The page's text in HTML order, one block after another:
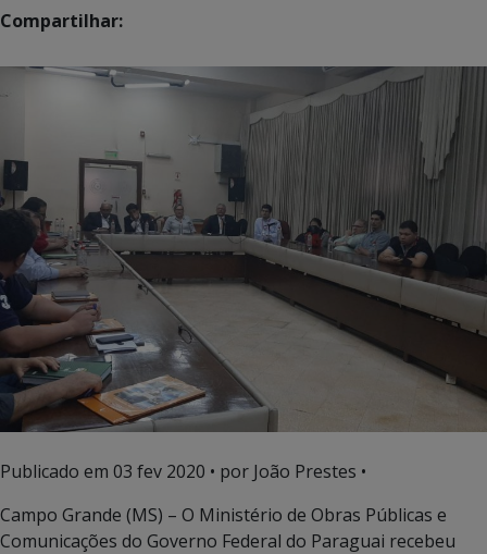
Compartilhar:
Publicado em 03 fev 2020 • por João Prestes •
Campo Grande (MS) – O Ministério de Obras Públicas e
Comunicações do Governo Federal do Paraguai recebeu